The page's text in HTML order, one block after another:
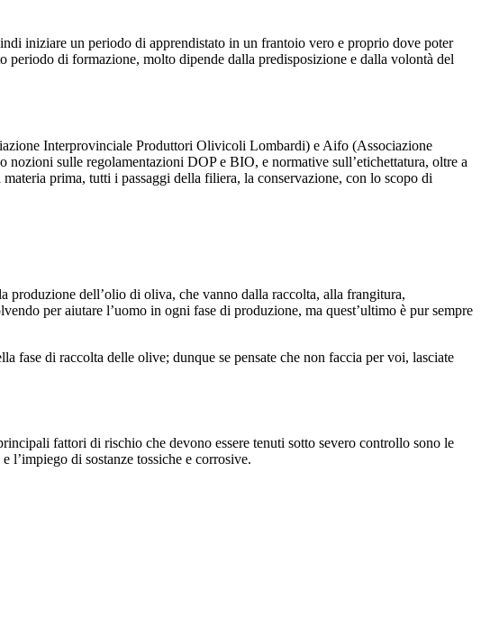
iniziare un periodo di apprendistato in un frantoio vero e proprio dove poter
periodo di formazione, molto dipende dalla predisposizione e dalla volontà del
Interprovinciale Produttori Olivicoli Lombardi) e Aifo (Associazione
sulle regolamentazioni DOP e BIO, e normative sull’etichettatura, oltre a
prima, tutti i passaggi della filiera, la conservazione, con lo scopo di
produzione dell’olio di oliva, che vanno dalla raccolta, alla frangitura,
per aiutare l’uomo in ogni fase di produzione, ma quest’ultimo è pur sempre
fase di raccolta delle olive; dunque se pensate che non faccia per voi, lasciate
fattori di rischio che devono essere tenuti sotto severo controllo sono le
l’impiego di sostanze tossiche e corrosive.